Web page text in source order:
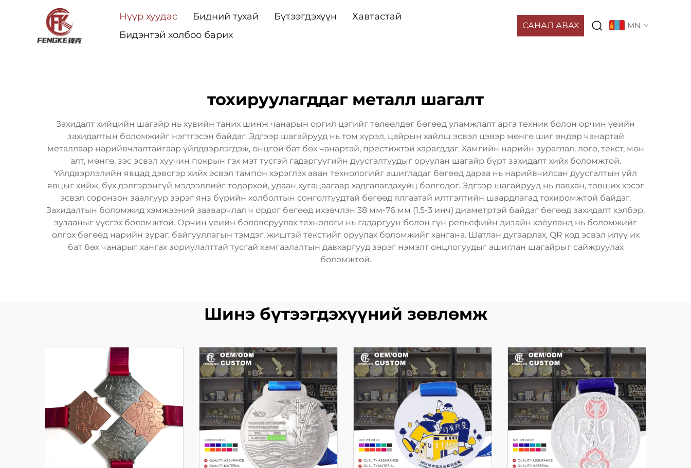
Нүүр хуудас Бидний тухай Бүтээгдэхүүн
Хавтастай
Бидэнтэй холбоо барих
САНАЛ АВАХ MN
тохируулагддаг металл шагалт
Захидалт хийцийн шагайр нь хувийн таних шинж чанарын оргил цэгийг төлөөлдөг бөгөөд уламжлалт арга техник болон орчин үеийн
захидалтын боломжийг нэгтгэсэн байдаг. Эдгээр шагайрууд нь том хүрэл, цайрын хайлш эсвэл цэвэр мөнгө шиг өндөр чанартай
металлаар нарийвчлалтайгаар үйлдвэрлэгдэж, онцгой бат бөх чанартай, престижтэй харагддаг. Хамгийн нарийн зураглал, лого, текст, мөн
алт, мөнгө, зэс эсвэл хуучин покрын гэх мэт тусгай гадаргуугийн дуусгалтуудыг оруулан шагайр бүрт захидалт хийх боломжтой.
Үйлдвэрлэлийн явцад дэвсгэр хийх эсвэл тампон хэрэглэх аван технологийг ашигладаг бөгөөд дараа нь нарийвчилсан дуусгалтын үйл
явцыг хийж, бүх дэлгэрэнгүй мэдээллийг тодорхой, удаан хугацаагаар хадгалагдахуйц болгодог. Эдгээр шагайрууд нь лавхан, товших хэсэг
эсвэл соронзон заалгуур зэрэг янз бүрийн холболтын сонголтуудтай бөгөөд ялгаатай илтгэлтийн шаардлагад тохиромжтой байдаг.
Захидалтын боломжид хэмжээний зааварчлал ч ордог бөгөөд ихэвчлэн 38 мм-76 мм (1.5-3 инч) диаметртэй байдаг бөгөөд захидалт хэлбэр,
зузааныг үүсгэх боломжтой. Орчин үеийн боловсруулах технологи нь гадаргуун болон гүн рельефийн дизайн хоёуланд нь боломжийг
олгох бөгөөд нарийн зураг, байгууллагын тэмдэг, жиштэй текстийг оруулах боломжийг хангана. Шатлан дугаарлах, QR код эсвэл илүү их
бат бөх чанарыг хангах зориулалттай тусгай хамгаалалтын давхаргууд зэрэг нэмэлт онцлогуудыг ашиглан шагайрыг сайжруулах
боломжтой.
Шинэ бүтээгдэхүүний зөвлөмж